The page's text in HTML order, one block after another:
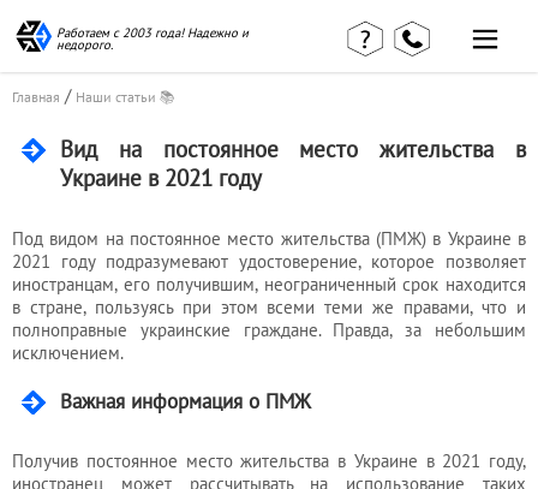
Работаем с 2003 года! Надежно и
недорого.
Главная / Наши статьи 📚
Вид на постоянное место жительства в
Украине в 2021 году
Под видом на постоянное место жительства (ПМЖ) в Украине в
2021 году подразумевают удостоверение, которое позволяет
иностранцам, его получившим, неограниченный срок находится
в стране, пользуясь при этом всеми теми же правами, что и
полноправные украинские граждане. Правда, за небольшим
исключением.
Важная информация о ПМЖ
Получив постоянное место жительства в Украине в 2021 году,
иностранец может рассчитывать на использование таких
страница
Отзывы
клиентов
Контакты
Вакансии
КВЭД в
деталях
Наши
консультации
Калькулятор
Миграционные